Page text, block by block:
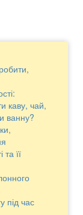
каву, чай,
ванну?
її
під час